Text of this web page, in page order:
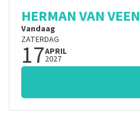
HERMAN VAN VEEN
Vandaag
ZATERDAG
17APRIL
2027